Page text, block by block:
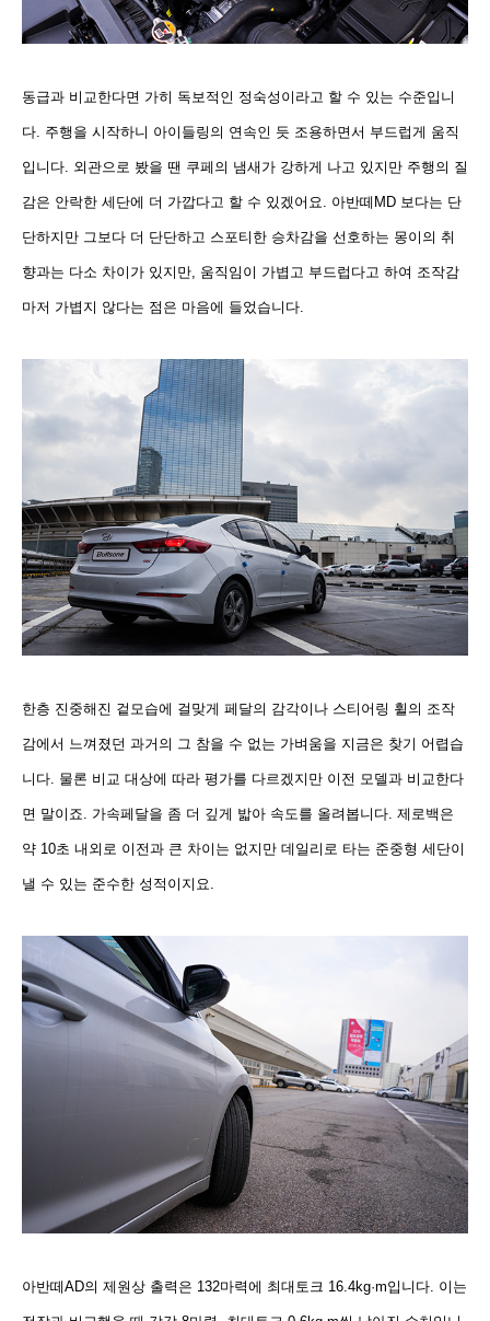
동급과 비교한다면 가히 독보적인 정숙성이라고 할 수 있는 수준입니
다. 주행을 시작하니 아이들링의 연속인 듯 조용하면서 부드럽게 움직
입니다. 외관으로 봤을 땐 쿠페의 냄새가 강하게 나고 있지만 주행의 질
감은 안락한 세단에 더 가깝다고 할 수 있겠어요. 아반떼MD 보다는 단
단하지만 그보다 더 단단하고 스포티한 승차감을 선호하는 몽이의 취
향과는 다소 차이가 있지만, 움직임이 가볍고 부드럽다고 하여 조작감
마저 가볍지 않다는 점은 마음에 들었습니다.
한층 진중해진 겉모습에 걸맞게 페달의 감각이나 스티어링 휠의 조작
감에서 느껴졌던 과거의 그 참을 수 없는 가벼움을 지금은 찾기 어렵습
니다. 물론 비교 대상에 따라 평가를 다르겠지만 이전 모델과 비교한다
면 말이죠. 가속페달을 좀 더 깊게 밟아 속도를 올려봅니다. 제로백은
약 10초 내외로 이전과 큰 차이는 없지만 데일리로 타는 준중형 세단이
낼 수 있는 준수한 성적이지요.
아반떼AD의 제원상 출력은 132마력에 최대토크 16.4kg·m입니다. 이는